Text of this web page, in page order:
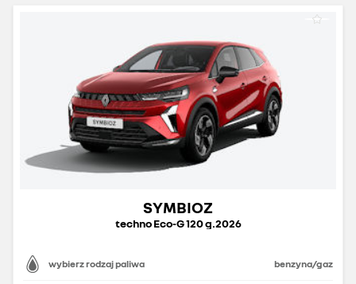
SYMBIOZ
techno Eco-G 120 g.2026
wybierz rodzaj paliwa benzyna/gaz